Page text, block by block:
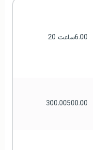
6.00ساعت 20
300.00500.00